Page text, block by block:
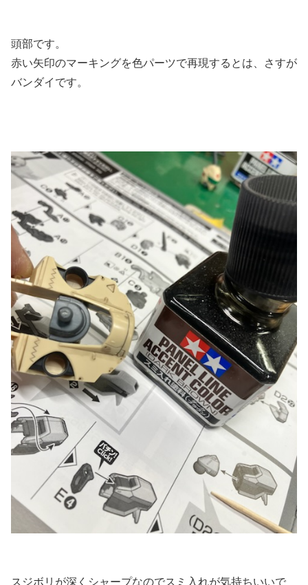
頭部です。
赤い矢印のマーキングを色パーツで再現するとは、さすが
バンダイです。
スジボリが深くシャープなのでスミ入れが気持ちいいで